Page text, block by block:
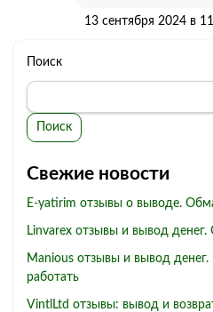
13 сентября 2024 в
Поиск
Поиск
Свежие новости
E-yatirim отзывы о выводе.
Linvarex отзывы и вывод денег.
Manious отзывы и вывод
работать
VintlLtd отзывы: вывод и